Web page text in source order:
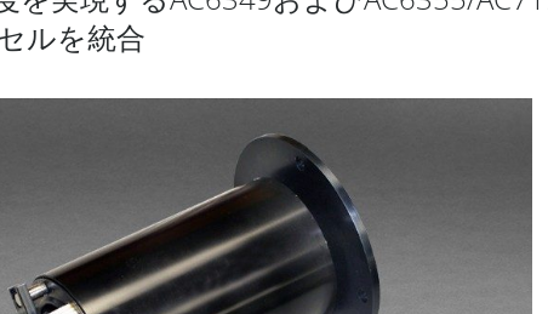
ルを統合